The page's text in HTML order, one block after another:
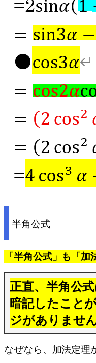
半角公式
「半角公式」も「加
正直、半角公
暗記したこと
ジがありません
なぜなら、加法定理